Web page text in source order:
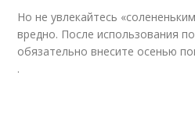
Но не увлекайтесь
вредно. После использования
обязательно внесите осенью
.